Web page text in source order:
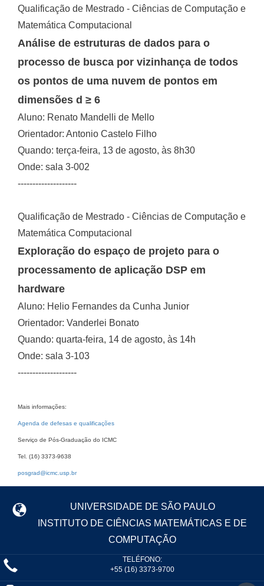
Qualificação de Mestrado - Ciências de Computação e
Matemática Computacional
Análise de estruturas de dados para o
processo de busca por vizinhança de todos
os pontos de uma nuvem de pontos em
dimensões d ≥ 6
Aluno: Renato Mandelli de Mello
Orientador: Antonio Castelo Filho
Quando: terça-feira, 13 de agosto, às 8h30
Onde: sala 3-002
--------------------
Qualificação de Mestrado - Ciências de Computação e
Matemática Computacional
Exploração do espaço de projeto para o
processamento de aplicação DSP em
hardware
Aluno: Helio Fernandes da Cunha Junior
Orientador: Vanderlei Bonato
Quando: quarta-feira, 14 de agosto, às 14h
Onde: sala 3-103
--------------------
Mais informações:
Agenda de defesas e qualificações
Serviço de Pós-Graduação do ICMC
Tel. (16) 3373-9638
posgrad@icmc.usp.br
UNIVERSIDADE DE SÃO PAULO
INSTITUTO DE CIÊNCIAS MATEMÁTICAS E DE
COMPUTAÇÃO
TELÉFONO:
+55 (16) 3373-9700